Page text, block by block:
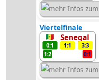
Viertelfinale
Senegal
0:1 1:1
3:3
1:2
0:1